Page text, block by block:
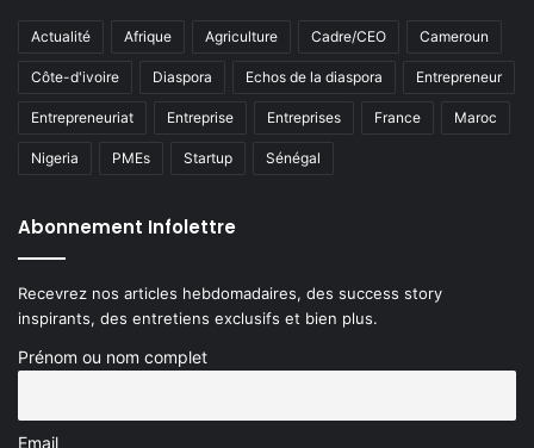
Actualité Afrique Agriculture Cadre/CEO Cameroun
Côte-d'ivoire Diaspora Echos de la diaspora Entrepreneur
Entrepreneuriat Entreprise Entreprises France Maroc
Nigeria PMEs Startup Sénégal
Abonnement Infolettre
Recevrez nos articles hebdomadaires, des success story
inspirants, des entretiens exclusifs et bien plus.
Prénom ou nom complet
Email